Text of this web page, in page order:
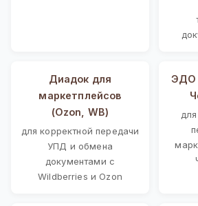
Диадок для
маркетплейсов
(Ozon, WB)
для корректной передачи
УПД и обмена
документами с
Wildberries и Ozon
ЭДО